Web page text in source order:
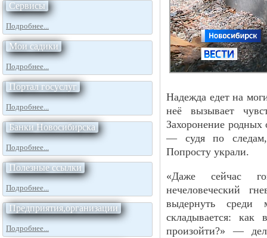
Сервисы
Подробнее...
Мои садики
Подробнее...
Портал госуслуг
Подробнее...
Банки Новосибирска
Подробнее...
Полезные ссылки
Подробнее...
Предприятия,организации
Подробнее...
Надежда едет на
неё вызывает
Захоронение
— судя по
Попросту украли.
«Даже сейчас
нечеловеческий
выдернуть
складывается:
произойти?» —